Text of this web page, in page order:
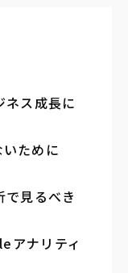
ス成長に
めに ――
で見るべき
アナリティ